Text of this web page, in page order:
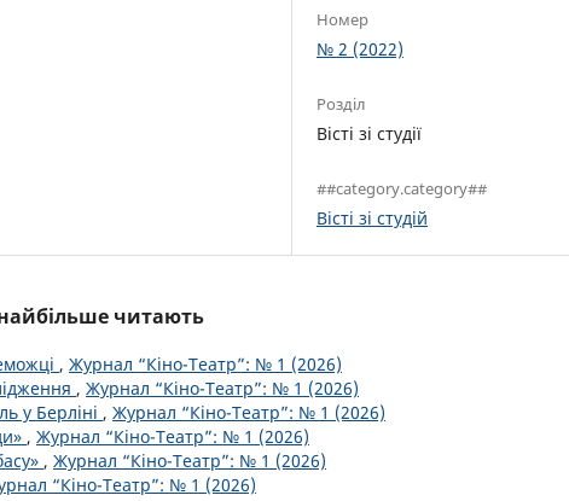
Номер
№ 2 (2022)
Розділ
Вісті зі студії
##category.category##
Вісті зі студій
найбільше читають
, Журнал “Кіно-Театр”: № 1 (2026)
, Журнал “Кіно-Театр”: № 1 (2026)
у Берліні , Журнал “Кіно-Театр”: № 1 (2026)
, Журнал “Кіно-Театр”: № 1 (2026)
, Журнал “Кіно-Театр”: № 1 (2026)
“Кіно-Театр”: № 1 (2026)